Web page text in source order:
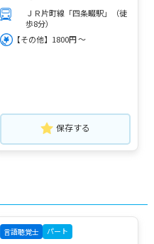
ＪＲ片町線「四条畷駅」（徒
歩8分）
【その他】1800円 ～
保存する
言語聴覚士 パート